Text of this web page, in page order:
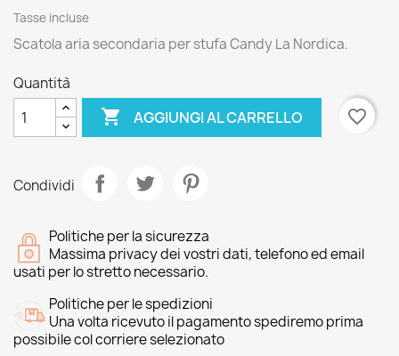
Tasse incluse
Scatola aria secondaria per stufa Candy La Nordica.
Quantità
 AGGIUNGI AL CARRELLO favorite_border
Condividi
Politiche per la sicurezza
Massima privacy dei vostri dati, telefono ed email
usati per lo stretto necessario.
Politiche per le spedizioni
Una volta ricevuto il pagamento spediremo prima
possibile col corriere selezionato